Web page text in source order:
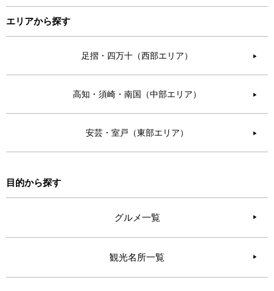
エリアから探す
足摺・四万十（西部エリア） ▶︎
高知・須崎・南国（中部エリア） ▶︎
安芸・室戸（東部エリア） ▶︎
目的から探す
グルメ一覧
観光名所一覧